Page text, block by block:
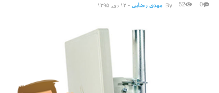
By مهدی رضایی - ۱۲ دی, ۱۳۹۵ 0
52